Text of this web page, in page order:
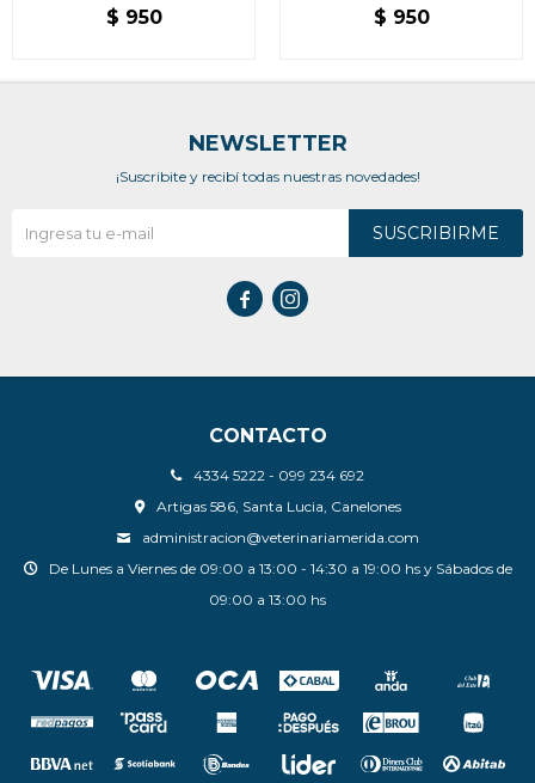
2.5 KG
$ 950
PEQUEÑA - 2,5 KG
$ 950
CONTACTO
4334 5222 - 099 234 692
Artigas 586, Santa Lucia, Canelones
administracion@veterinariamerida.com
De Lunes a Viernes de 09:00 a 13:00 - 14:30 a 19:00 hs y Sábados de
09:00 a 13:00 hs
NEWSLETTER
¡Suscribite y recibí todas nuestras novedades!
SUSCRIBIRME
 